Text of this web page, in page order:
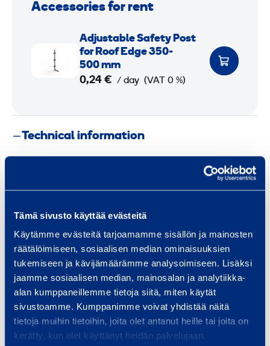
Tämä sivusto käyttää evästeitä
Käytämme evästeitä tarjoamamme sisällön ja mainosten
räätälöimiseen, sosiaalisen median ominaisuuksien
tukemiseen ja kävijämäärämme analysoimiseen. Lisäksi
jaamme sosiaalisen median, mainosalan ja analytiikka-
alan kumppaneillemme tietoja siitä, miten käytät
sivustoamme. Kumppanimme voivat yhdistää näitä
tietoja muihin tietoihin, joita olet antanut heille tai joita on
kerätty, kun olet käyttänyt heidän palvelujaan.
Accessories for rent
t
a
a
e
t
y
P
o
s
t
Adjustable Safety Post
for Roof Edge 350-
500 mm
0,24 € / day (VAT 0 %)
Technical information
6,4 kg
Similar products
E
a
v